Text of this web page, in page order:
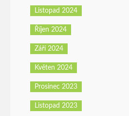
Listopad 2024
Říjen 2024
Září 2024
Květen 2024
Prosinec 2023
Listopad 2023